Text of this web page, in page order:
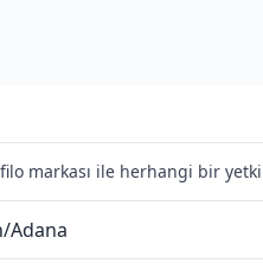
markası ile herhangi bir
Adana